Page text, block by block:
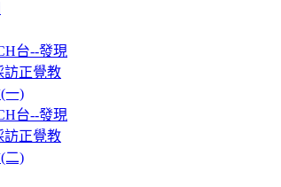
台--發現
訪正覺教
一)
台--發現
訪正覺教
二)